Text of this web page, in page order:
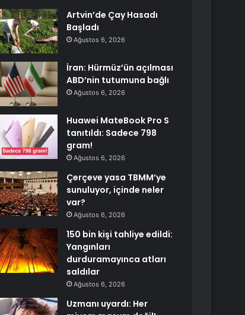
Artvin’de Çay Hasadı
Başladı
Ağustos 6, 2026
İran: Hürmüz’ün açılması
ABD’nin tutumuna bağlı
Ağustos 6, 2026
Huawei MateBook Pro S
tanıtıldı: Sadece 798
gram!
Ağustos 6, 2026
Çerçeve yasa TBMM’ye
sunuluyor, içinde neler
var?
Ağustos 6, 2026
150 bin kişi tahliye edildi:
Yangınları
durduramayınca atları
saldılar
Ağustos 6, 2026
Uzmanı uyardı: Her